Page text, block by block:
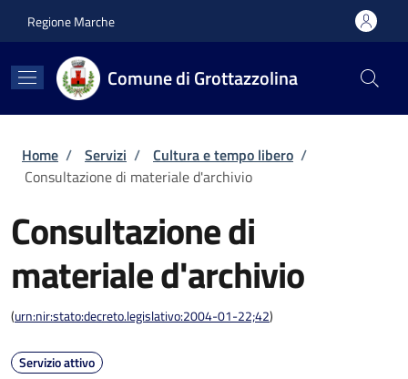
Regione Marche
Comune di Grottazzolina
Briciole di pane
Home / Servizi / Cultura e tempo libero /
Consultazione di materiale d'archivio
Consultazione di
materiale d'archivio
(urn:nir:stato:decreto.legislativo:2004-01-22;42)
Servizio attivo